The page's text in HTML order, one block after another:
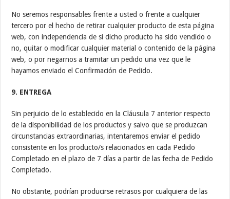
No seremos responsables frente a usted o frente a cualquier
tercero por el hecho de retirar cualquier producto de esta página
web, con independencia de si dicho producto ha sido vendido o
no, quitar o modificar cualquier material o contenido de la página
web, o por negarnos a tramitar un pedido una vez que le
hayamos enviado el Confirmación de Pedido.
9. ENTREGA
Sin perjuicio de lo establecido en la Cláusula 7 anterior respecto
de la disponibilidad de los productos y salvo que se produzcan
circunstancias extraordinarias, intentaremos enviar el pedido
consistente en los producto/s relacionados en cada Pedido
Completado en el plazo de 7 días a partir de las fecha de Pedido
Completado.
No obstante, podrían producirse retrasos por cualquiera de las